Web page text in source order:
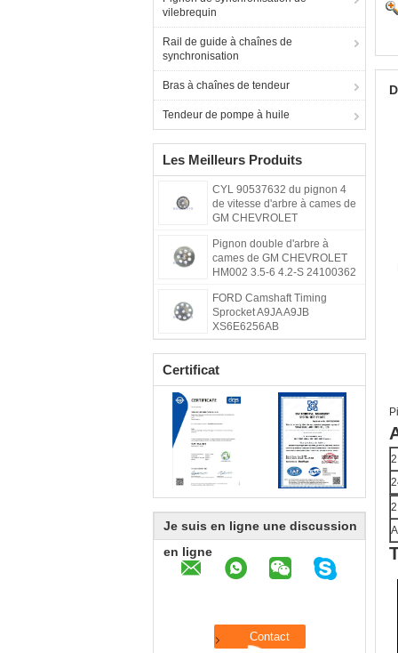
vilebrequin
Rail de guide à chaînes de
synchronisation
Bras à chaînes de tendeur
Tendeur de pompe à huile
Les Meilleurs Produits
CYL 90537632 du pignon 4
de vitesse d'arbre à cames de
GM CHEVROLET
Pignon double d'arbre à
cames de GM CHEVROLET
HM002 3.5-6 4.2-S 24100362
FORD Camshaft Timing
Sprocket A9JA A9JB
XS6E6256AB
Certificat
Je suis en ligne une discussion
en ligne